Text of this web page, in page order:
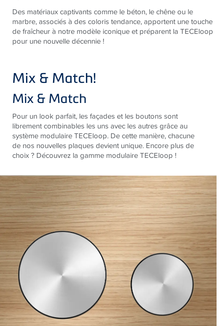
Des matériaux captivants comme le béton, le chêne ou le
marbre, associés à des coloris tendance, apportent une touche
de fraîcheur à notre modèle iconique et préparent la TECEloop
pour une nouvelle décennie !
Mix & Match!
Mix & Match
Pour un look parfait, les façades et les boutons sont
librement combinables les uns avec les autres grâce au
système modulaire TECEloop. De cette manière, chacune
de nos nouvelles plaques devient unique. Encore plus de
choix ? Découvrez la gamme modulaire TECEloop !